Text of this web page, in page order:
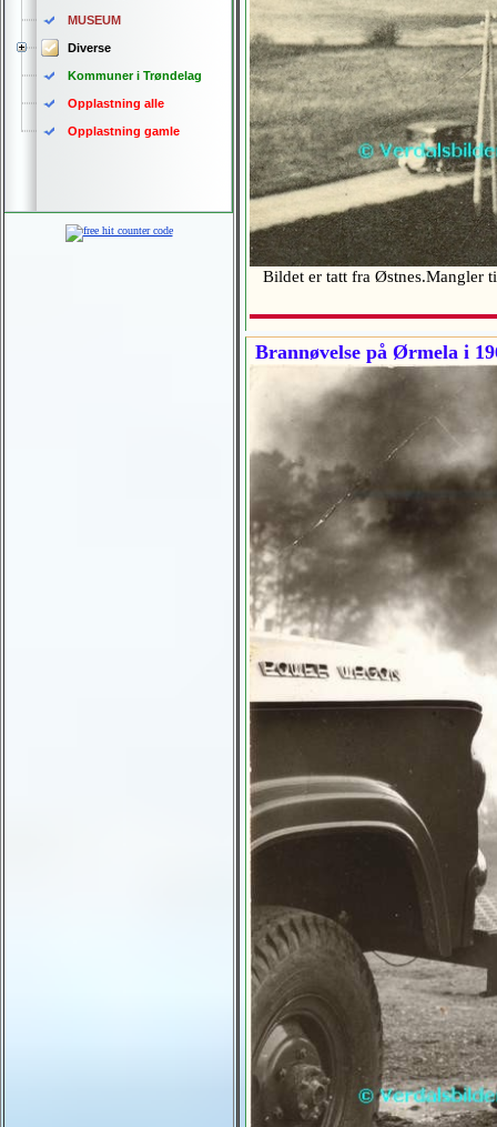
MUSEUM
Diverse
Kommuner i Trøndelag
Opplastning alle
Opplastning gamle
Bildet er tatt fra Østnes.Mangler
Brannøvelse på Ørmela i